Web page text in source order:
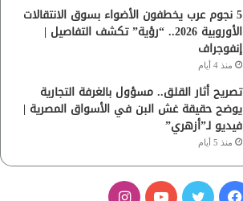
5 نجوم عرب يخطفون الأضواء بسوق الانتقالات
الأوروبية 2026.. “رؤية” تكشف التفاصيل |
إنفوجراف
منذ 4 أيام
تصريح أثار القلق.. مسؤول بالغرفة التجارية
يوضح حقيقة غش البن في الأسواق المصرية |
فيديو لـ”أزهري”
منذ 5 أيام